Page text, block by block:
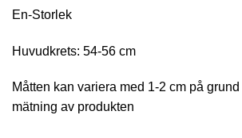
En-Storlek
Huvudkrets: 54-56 cm
Måtten kan variera med 1-2 cm på grund
mätning av produkten